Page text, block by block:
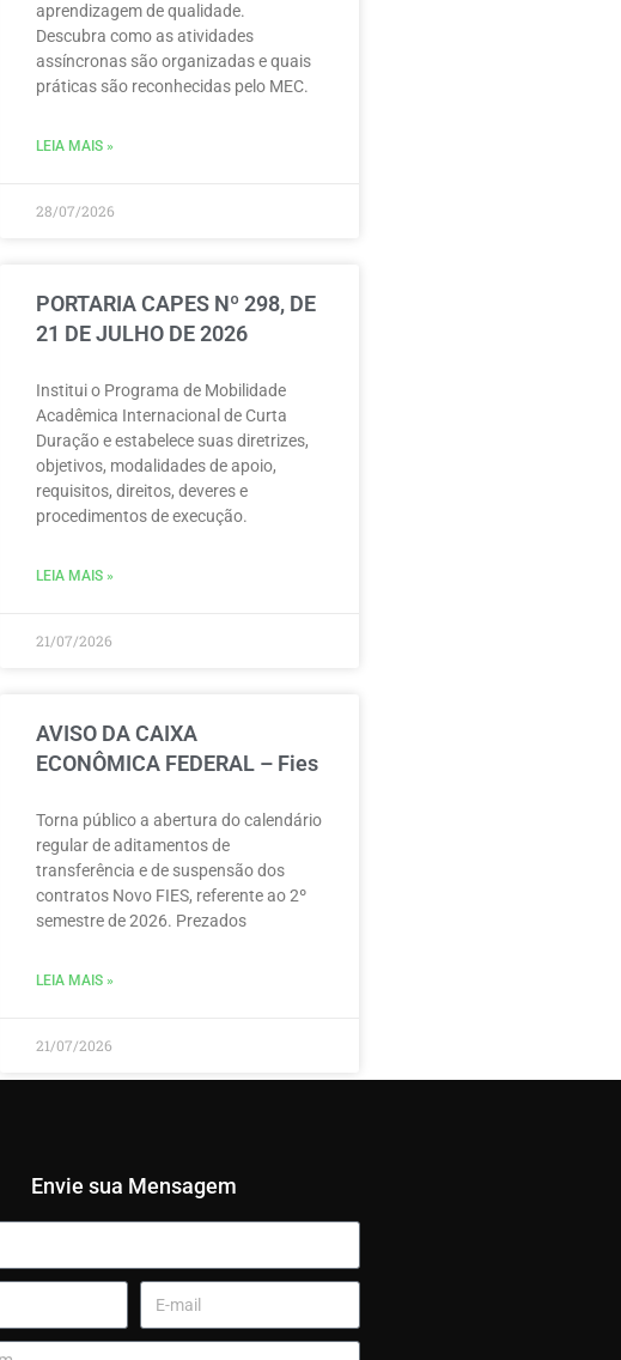
aprendizagem de qualidade.
Descubra como as atividades
assíncronas são organizadas e quais
práticas são reconhecidas pelo MEC.
LEIA MAIS »
28/07/2026
PORTARIA CAPES Nº 298, DE
21 DE JULHO DE 2026
Institui o Programa de Mobilidade
Acadêmica Internacional de Curta
Duração e estabelece suas diretrizes,
objetivos, modalidades de apoio,
requisitos, direitos, deveres e
procedimentos de execução.
LEIA MAIS »
21/07/2026
AVISO DA CAIXA
ECONÔMICA FEDERAL – Fies
Torna público a abertura do calendário
regular de aditamentos de
transferência e de suspensão dos
contratos Novo FIES, referente ao 2º
semestre de 2026. Prezados
LEIA MAIS »
21/07/2026
Envie sua Mensagem